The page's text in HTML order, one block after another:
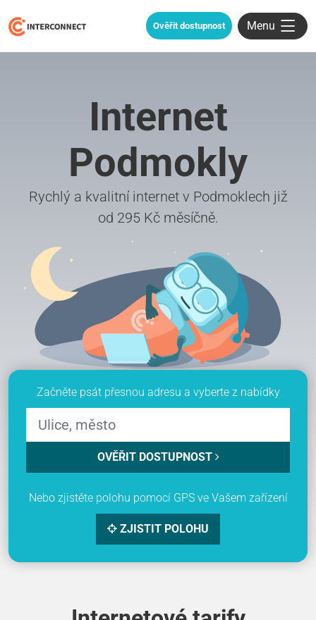
Ověřit dostupnost Menu
Internet
Podmokly
Rychlý a kvalitní internet v Podmoklech již
od 295 Kč měsíčně.
Začněte psát přesnou adresu a vyberte z nabídky
OVĚŘIT DOSTUPNOST
Nebo zjistěte polohu pomocí GPS ve Vašem zařízení
ZJISTIT POLOHU